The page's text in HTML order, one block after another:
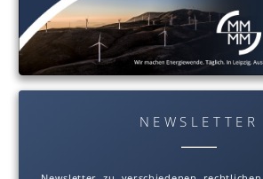
NEWSLETTER